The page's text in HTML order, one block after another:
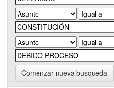
Comenzar nueva busqueda